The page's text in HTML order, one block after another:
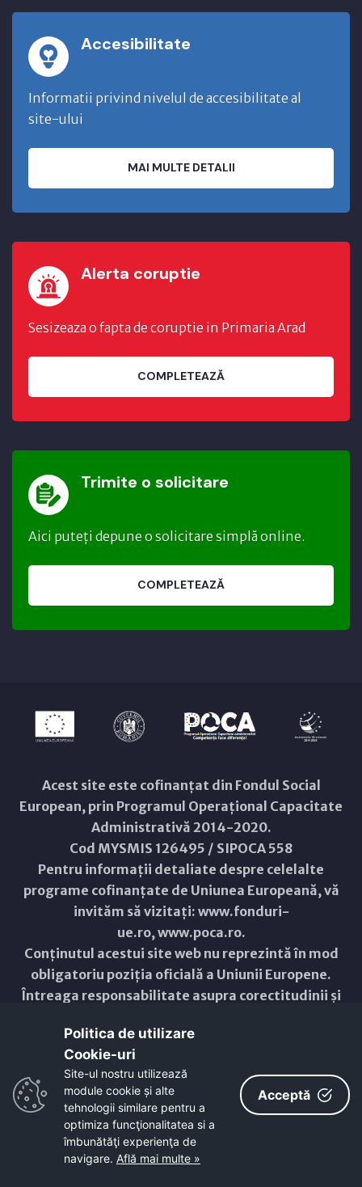
Accesibilitate
Informatii privind nivelul de accesibilitate al
site-ului
MAI MULTE DETALII
Alerta coruptie
Sesizeaza o fapta de coruptie in Primaria Arad
COMPLETEAZĂ
Trimite o solicitare
Aici puteți depune o solicitare simplă online.
COMPLETEAZĂ
Acest site este cofinanțat din Fondul Social
European, prin Programul Operațional Capacitate
Administrativă 2014-2020.
Cod MYSMIS 126495 / SIPOCA 558
Pentru informații detaliate despre celelalte
programe cofinanțate de Uniunea Europeană, vă
invităm să vizitați: www.fonduri-
ue.ro,www.poca.ro.
Conținutul acestui site web nu reprezintă în mod
obligatoriu poziția oficială a Uniunii Europene.
Întreaga responsabilitate asupra corectitudinii și
inițiatorilor site-ului web.
Copyright © 2021 - 2026 -Primăria Municipiului ARAD
ResponsiveVoice used under
Non-Commercial License
Politica de utilizare
Cookie-uri‎
Site-ul nostru utilizează
module cookie și alte
tehnologii similare pentru a
optimiza funcţionalitatea si a
îmbunătăţi experienţa de
navigare. Află mai multe »
Acceptă